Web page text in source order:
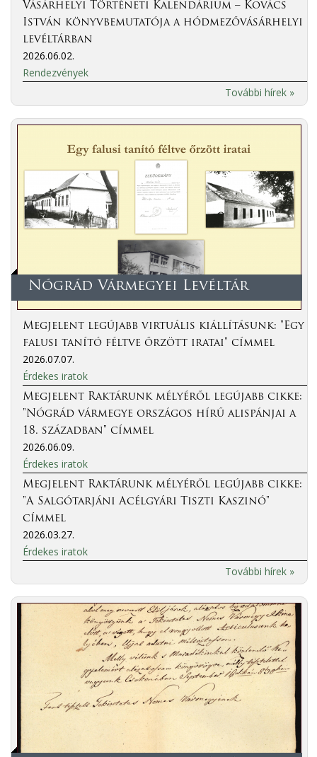
Vásárhelyi Történeti Kalendárium – Kovács
István könyvbemutatója a hódmezővásárhelyi
levéltárban
2026.06.02.
Rendezvények
További hírek »
Nógrád Vármegyei Levéltár
Megjelent legújabb virtuális kiállításunk: "Egy
falusi tanító féltve őrzött iratai" címmel
2026.07.07.
Érdekes iratok
Megjelent Raktárunk mélyéről legújabb cikke:
"Nógrád vármegye országos hírű alispánjai a
18. században" címmel
2026.06.09.
Érdekes iratok
Megjelent Raktárunk mélyéről legújabb cikke:
"A Salgótarjáni Acélgyári Tiszti Kaszinó"
címmel
2026.03.27.
Érdekes iratok
További hírek »